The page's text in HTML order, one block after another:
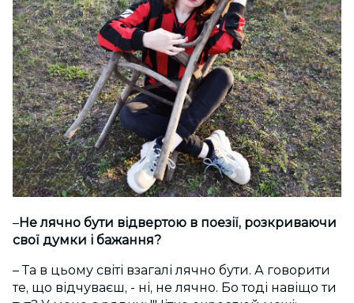
–Не лячно бути відвертою в поезії, розкриваючи
свої думки і бажання?
– Та в цьому світі взагалі лячно бути. А говорити
те, що відчуваєш, - ні, не лячно. Бо тоді навіщо ти